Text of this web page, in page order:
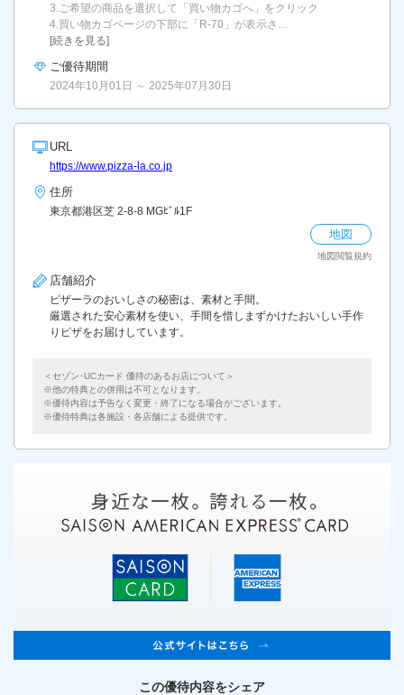
3.ご希望の商品を選択して「買い物カゴへ」をクリック
4.買い物カゴページの下部に「R-70」が表示さ…
[続きを見る]
ご優待期間
2024年10月01日 ～ 2025年07月30日
URL
https://www.pizza-la.co.jp
住所
東京都港区芝 2-8-8 MGﾋﾞﾙ1F
地図
地図閲覧規約
店舗紹介
ピザーラのおいしさの秘密は、素材と手間。
厳選された安心素材を使い、手間を惜しまずかけたおいしい手作
りピザをお届けしています。
＜セゾン･UCカード 優待のあるお店について＞
他の特典との併用は不可となります。
優待内容は予告なく変更・終了になる場合がございます。
優待特典は各施設・各店舗による提供です。
この優待内容をシェア